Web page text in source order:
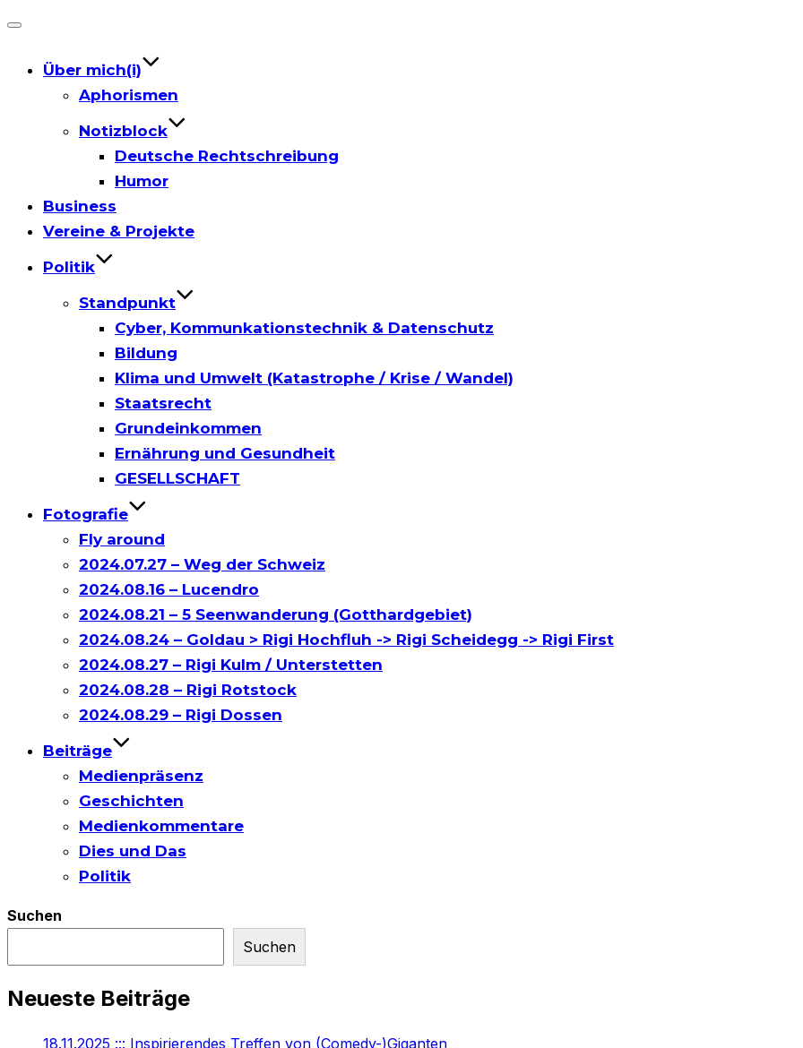
navigation
Über mich(i)
Aphorismen
Notizblock
Deutsche Rechtschreibung
Humor
Business
Vereine & Projekte
Politik
Standpunkt
Cyber, Kommunkationstechnik & Datenschutz
Bildung
Klima und Umwelt (Katastrophe / Krise / Wandel)
Staatsrecht
Grundeinkommen
Ernährung und Gesundheit
GESELLSCHAFT
Fotografie
Fly around
2024.07.27 – Weg der Schweiz
2024.08.16 – Lucendro
2024.08.21 – 5 Seenwanderung (Gotthardgebiet)
2024.08.24 – Goldau > Rigi Hochfluh -> Rigi Scheidegg -> Rigi First
2024.08.27 – Rigi Kulm / Unterstetten
2024.08.28 – Rigi Rotstock
2024.08.29 – Rigi Dossen
Beiträge
Medienpräsenz
Geschichten
Medienkommentare
Dies und Das
Politik
Suchen
Suchen
Neueste Beiträge
18.11.2025 ::: Inspirierendes Treffen von (Comedy-)Giganten